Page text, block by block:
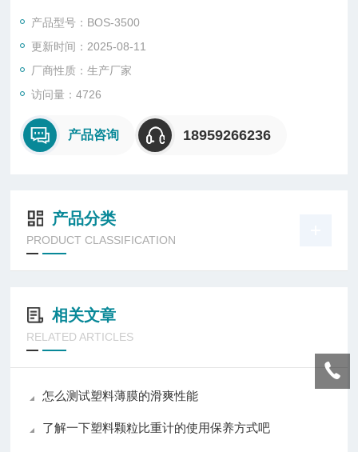
以立刻得到分析结果。
产品型号：BOS-3500
更新时间：2025-08-11
厂商性质：生产厂家
访问量：4726
产品咨询 18959266236
产品分类
PRODUCT CLASSIFICATION
相关文章
RELATED ARTICLES
怎么测试塑料薄膜的滑爽性能
了解一下塑料颗粒比重计的使用保养方式吧